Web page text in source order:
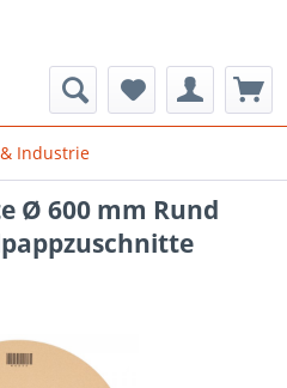
Industrie
Ø 600 mm Rund